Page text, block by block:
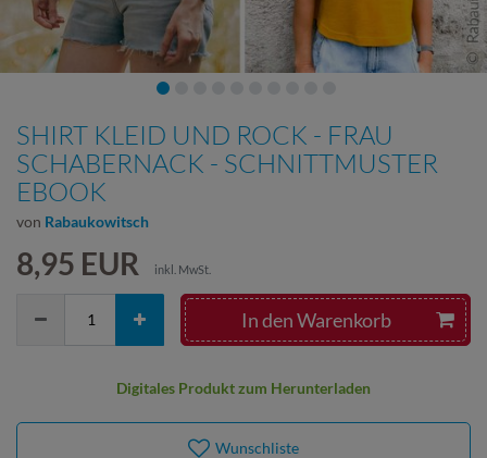
SHIRT KLEID UND ROCK - FRAU
SCHABERNACK - SCHNITTMUSTER
EBOOK
von Rabaukowitsch
8,95 EUR inkl. MwSt.
In den Warenkorb
Digitales Produkt zum Herunterladen
Wunschliste